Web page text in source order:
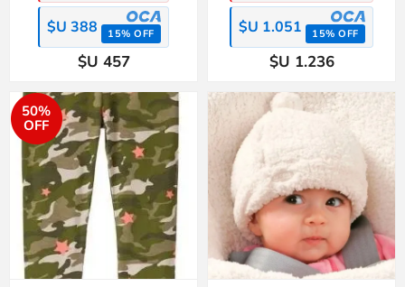
$U 388 15% OFF
$U 457
$U 1.051 15% OFF
$U 1.236
50%
OFF